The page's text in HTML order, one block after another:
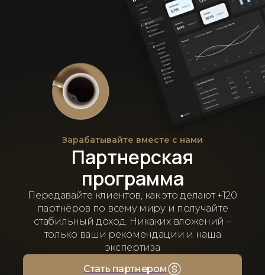
Зарабатывайте вместе с нами
Партнерская
программа
Передавайте клиентов, как это делают +120
партнёров по всему миру и получайте
стабильный доход. Никаких вложений –
только ваши рекомендации и наша
экспертиза
Стать партнером